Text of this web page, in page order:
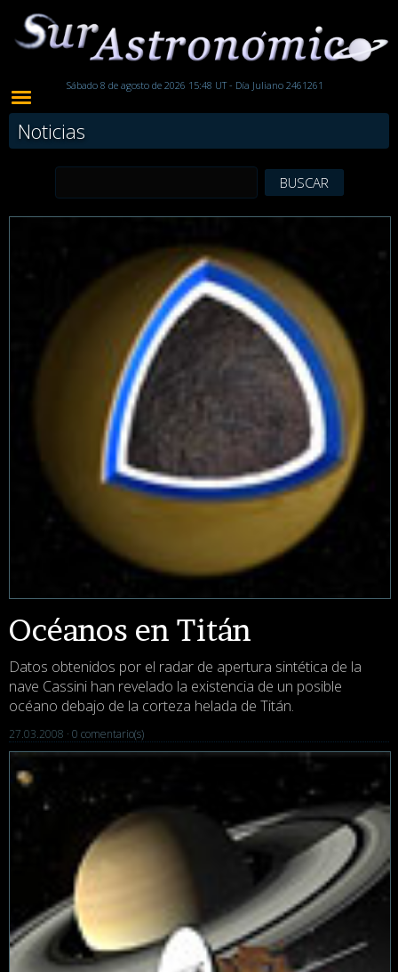
Sábado 8 de agosto de 2026 15:48 UT - Día Juliano 2461261
Noticias
BUSCAR
Océanos en Titán
Datos obtenidos por el radar de apertura sintética de la
nave Cassini han revelado la existencia de un posible
océano debajo de la corteza helada de Titán.
27.03.2008 · 0 comentario(s)